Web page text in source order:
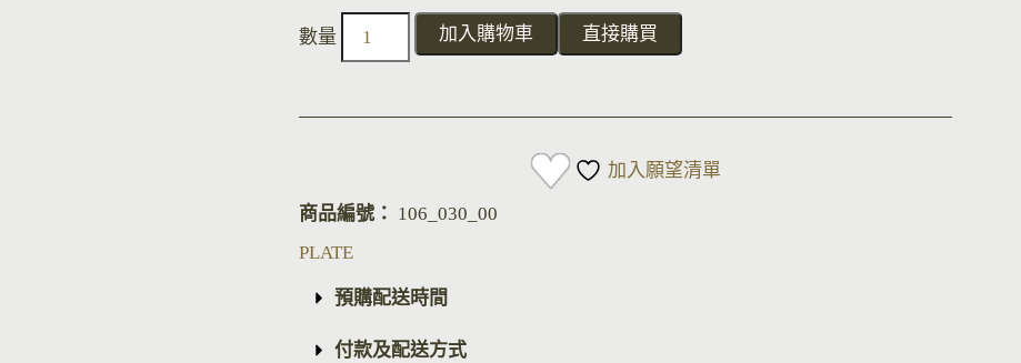
加入購物車 直接購買
加入願望清單
商品編號： 106_030_00
PLATE
預購配送時間
付款及配送方式